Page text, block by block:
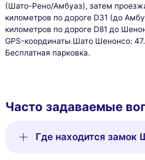
(Шато-Рено/Амбуаз), затем
километров по дороге D31 (до
километров по дороге D81 до
GPS-координаты Шато Шенонсо:
Бесплатная парковка.
Часто задаваемые
Где находится замок